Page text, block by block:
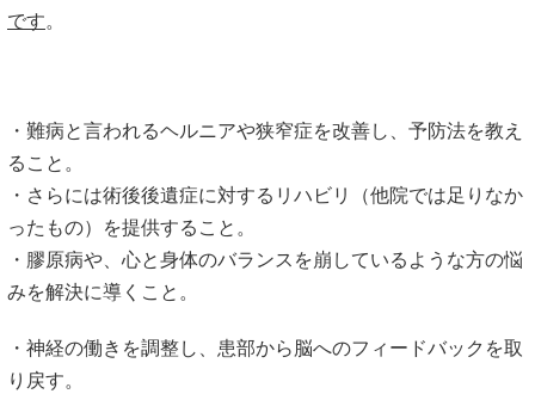
です。
・難病と言われるヘルニアや狭窄症を改善し、予防法を教え
ること。
・さらには術後後遺症に対するリハビリ（他院では足りなか
ったもの）を提供すること。
・膠原病や、心と身体のバランスを崩しているような方の悩
みを解決に導くこと。
・神経の働きを調整し、患部から脳へのフィードバックを取
り戻す。